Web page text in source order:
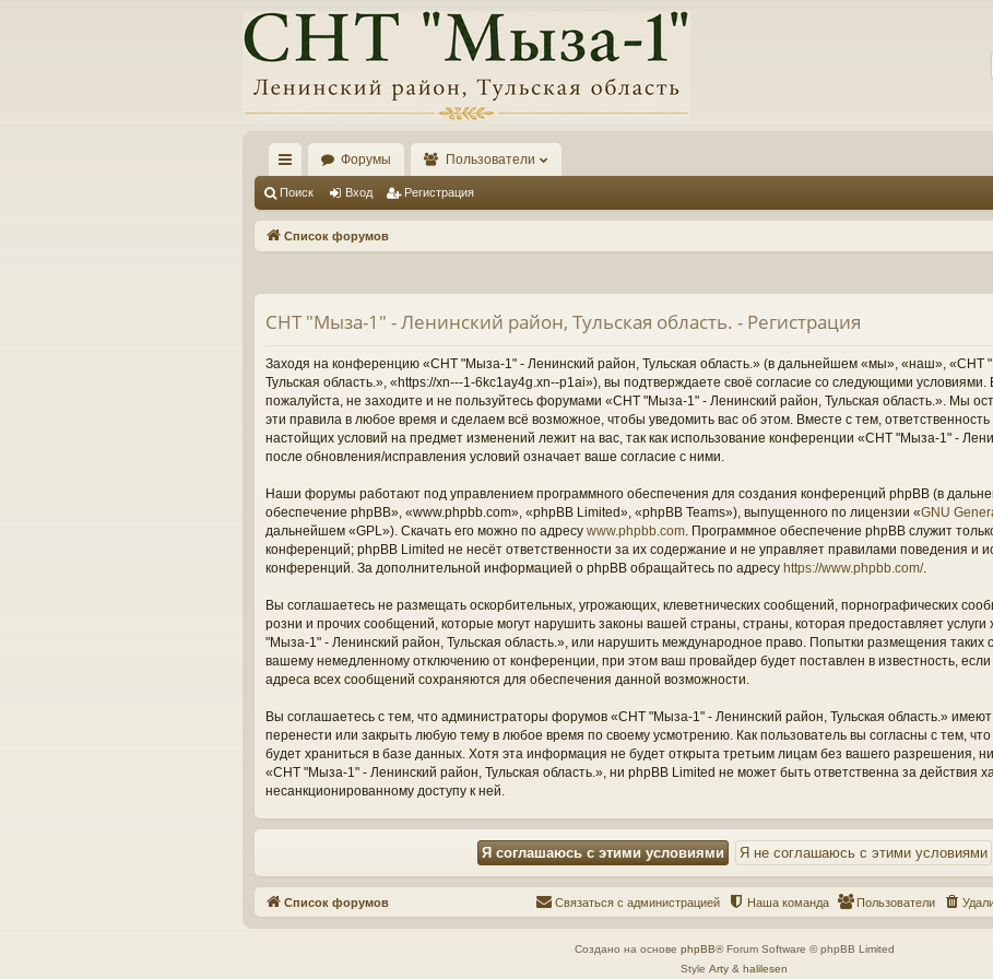
с
ы
и
Форумы Пользователи
Поиск Вход Регистрация
Список форумов
СНТ "Мыза-1" - Ленинский район, Тульская область. - Регистрация
Заходя на конференцию «СНТ "Мыза-1" - Ленинский район, Тульская область.» (в дальнейшем «мы», «наш», «СНТ
Тульская область.», «https://xn---1-6kc1ay4g.xn--p1ai»), вы подтверждаете своё согласие со следующими
пожалуйста, не заходите и не пользуйтесь форумами «СНТ "Мыза-1" - Ленинский район, Тульская область.». Мы
эти правила в любое время и сделаем всё возможное, чтобы уведомить вас об этом. Вместе с тем,
настойщих условий на предмет изменений лежит на вас, так как использование конференции «СНТ "Мыза-1" -
после обновления/исправления условий означает ваше согласие с ними.
Наши форумы работают под управлением программного обеспечения для создания конференций phpBB (в
обеспечение phpBB», «www.phpbb.com», «phpBB Limited», «phpBB Teams»), выпущенного по лицензии «GNU
дальнейшем «GPL»). Скачать его можно по адресу www.phpbb.com. Программное обеспечение phpBB служит
конференций; phpBB Limited не несёт ответственности за их содержание и не управляет правилами поведения и
конференций. За дополнительной информацией о phpBB обращайтесь по адресу https://www.phpbb.com/.
Вы соглашаетесь не размещать оскорбительных, угрожающих, клеветнических сообщений, порнографических
розни и прочих сообщений, которые могут нарушить законы вашей страны, страны, которая предоставляет
"Мыза-1" - Ленинский район, Тульская область.», или нарушить международное право. Попытки размещения таких
вашему немедленному отключению от конференции, при этом ваш провайдер будет поставлен в известность,
адреса всех сообщений сохраняются для обеспечения данной возможности.
Вы соглашаетесь с тем, что администраторы форумов «СНТ "Мыза-1" - Ленинский район, Тульская область.» имеют
перенести или закрыть любую тему в любое время по своему усмотрению. Как пользователь вы согласны с тем,
будет храниться в базе данных. Хотя эта информация не будет открыта третьим лицам без вашего разрешения,
«СНТ "Мыза-1" - Ленинский район, Тульская область.», ни phpBB Limited не может быть ответственна за действия
несанкционированному доступу к ней.
Список форумов Пользователи
Наша команда
Связаться с администрацией
Создано на основе phpBB® Forum Software © phpBB Limited
Style Arty & halilesen